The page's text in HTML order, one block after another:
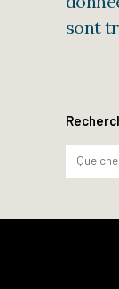
sont